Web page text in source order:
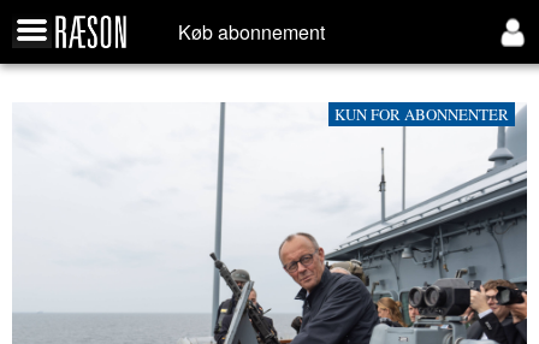
Køb abonnement
KUN FOR ABONNENTER